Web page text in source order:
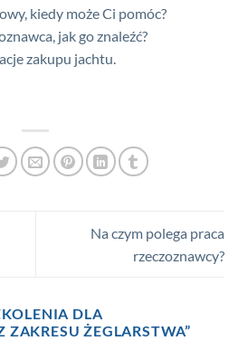
kiedy może Ci pomóc?
jak go znaleźć?
zakupu jachtu.
Na czym polega praca
rzeczoznawcy?
DLA
ZAKRESU ŻEGLARSTWA”